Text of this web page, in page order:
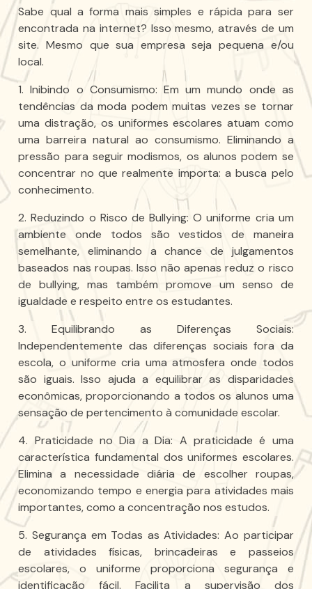
Sabe qual a forma mais simples e rápida para ser
encontrada na internet? Isso mesmo, através de um
site. Mesmo que sua empresa seja pequena e/ou
local.
1. Inibindo o Consumismo: Em um mundo onde as
tendências da moda podem muitas vezes se tornar
uma distração, os uniformes escolares atuam como
uma barreira natural ao consumismo. Eliminando a
pressão para seguir modismos, os alunos podem se
concentrar no que realmente importa: a busca pelo
conhecimento.
2. Reduzindo o Risco de Bullying: O uniforme cria um
ambiente onde todos são vestidos de maneira
semelhante, eliminando a chance de julgamentos
baseados nas roupas. Isso não apenas reduz o risco
de bullying, mas também promove um senso de
igualdade e respeito entre os estudantes.
3. Equilibrando as Diferenças Sociais:
Independentemente das diferenças sociais fora da
escola, o uniforme cria uma atmosfera onde todos
são iguais. Isso ajuda a equilibrar as disparidades
econômicas, proporcionando a todos os alunos uma
sensação de pertencimento à comunidade escolar.
4. Praticidade no Dia a Dia: A praticidade é uma
característica fundamental dos uniformes escolares.
Elimina a necessidade diária de escolher roupas,
economizando tempo e energia para atividades mais
importantes, como a concentração nos estudos.
5. Segurança em Todas as Atividades: Ao participar
de atividades físicas, brincadeiras e passeios
escolares, o uniforme proporciona segurança e
identificação fácil. Facilita a supervisão dos